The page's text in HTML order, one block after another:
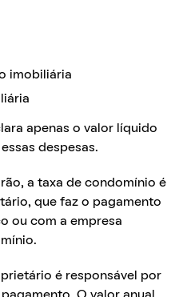
imobiliária
apenas o valor líquido
despesas.
a taxa de condomínio é
que faz o pagamento
ou com a empresa
é responsável por